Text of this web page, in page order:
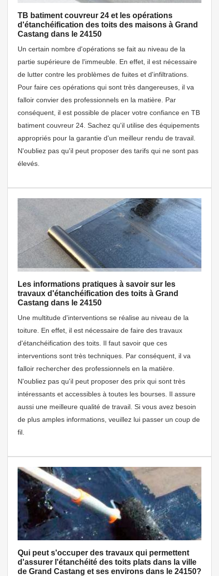
TB batiment couvreur 24 et les opérations
d'étanchéification des toits des maisons à Grand
Castang dans le 24150
Un certain nombre d'opérations se fait au niveau de la
partie supérieure de l'immeuble. En effet, il est nécessaire
de lutter contre les problèmes de fuites et d'infiltrations.
Pour faire ces opérations qui sont très dangereuses, il va
falloir convier des professionnels en la matière. Par
conséquent, il est possible de placer votre confiance en TB
batiment couvreur 24. Sachez qu'il utilise des équipements
appropriés pour la garantie d'un meilleur rendu de travail.
N'oubliez pas qu'il peut proposer des tarifs qui ne sont pas
élevés.
Les informations pratiques à savoir sur les
travaux d'étanchéification des toits à Grand
Castang dans le 24150
Une multitude d'interventions se réalise au niveau de la
toiture. En effet, il est nécessaire de faire des travaux
d'étanchéification des toits. Il faut savoir que ces
interventions sont très techniques. Par conséquent, il va
falloir rechercher des professionnels en la matière.
N'oubliez pas qu'il peut proposer des prix qui sont très
intéressants et accessibles à toutes les bourses. Il assure
aussi une meilleure qualité de travail. Si vous avez besoin
de plus amples informations, veuillez lui passer un coup de
fil.
Qui peut s'occuper des travaux qui permettent
d'assurer l'étanchéité des toits plats dans la ville
de Grand Castang et ses environs dans le 24150?